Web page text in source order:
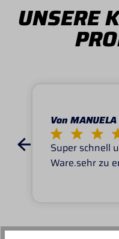
UNSERE
Von MANUELA
Super schnell
Ware.sehr zu